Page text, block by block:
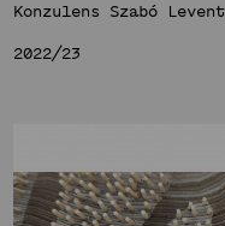
Konzulens Szabó
2022/23